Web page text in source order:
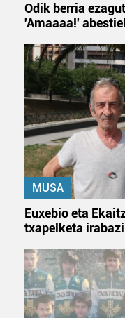
bazkideen zerrenda,
dezakezun ikusteko.
Lortu zure datu
buruzko informazio
datuen atalean.
zure baimena
Webgune honek
fitxategiak erabiltzen
baliatzen gara. Ohar
erabiltzeko baimen
irakurri
Odik berria
'Amaaaa!'
MUSA
Euxebio eta
txapelketa